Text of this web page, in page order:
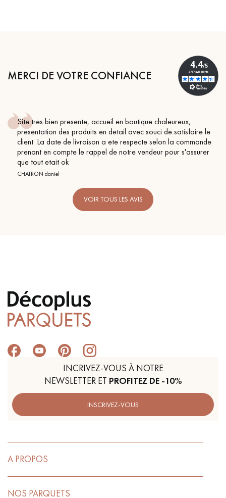
MERCI DE VOTRE CONFIANCE
Site tres bien presente, accueil en boutique chaleureux,
presentation des produits en detail avec souci de satisfaire le
client. La date de livraison a ete respecte selon la commande
prenant en compte le rappel de notre vendeur pour s'assurer
que tout etait ok
CHATRON daniel
VOIR TOUS LES AVIS
INCRIVEZ-VOUS À NOTRE
NEWSLETTER ET PROFITEZ DE -10%
INSCRIVEZ-VOUS
A PROPOS
NOS PARQUETS